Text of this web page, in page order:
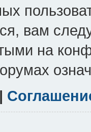
вам
на